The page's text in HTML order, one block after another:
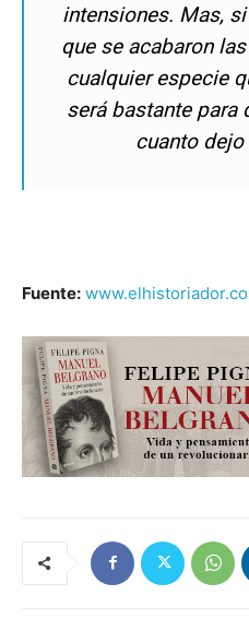
intensiones. Mas,
que se acabaron
cualquier especie
será bastante para
cuanto
Fuente: